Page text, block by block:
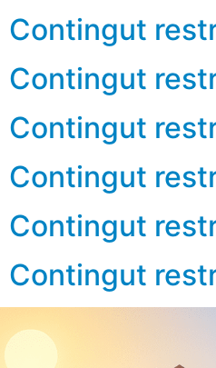
Contingut
Contingut
Contingut
Contingut
Contingut
Contingut